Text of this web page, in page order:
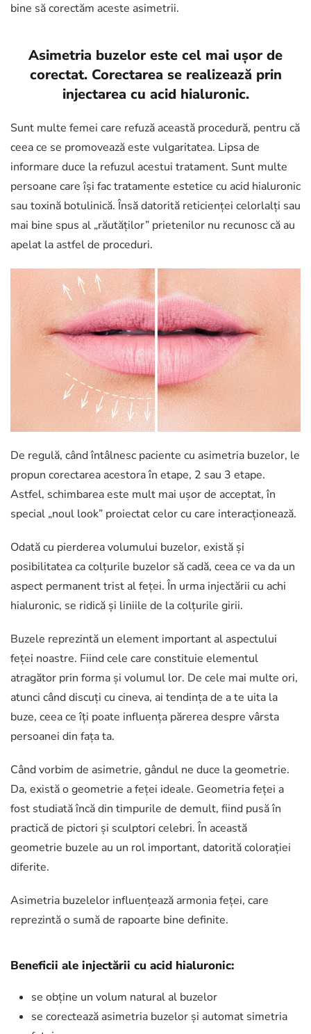
bine să corectăm aceste asimetrii.
Asimetria buzelor este cel mai ușor de
corectat. Corectarea se realizează prin
injectarea cu acid hialuronic.
Sunt multe femei care refuză această procedură, pentru că
ceea ce se promovează este vulgaritatea. Lipsa de
informare duce la refuzul acestui tratament. Sunt multe
persoane care își fac tratamente estetice cu acid hialuronic
sau toxină botulinică. Însă datorită reticienței celorlalți sau
mai bine spus al „răutăților” prietenilor nu recunosc că au
apelat la astfel de proceduri.
De regulă, când întâlnesc paciente cu asimetria buzelor, le
propun corectarea acestora în etape, 2 sau 3 etape.
Astfel, schimbarea este mult mai ușor de acceptat, în
special „noul look” proiectat celor cu care interacționează.
Odată cu pierderea volumului buzelor, există și
posibilitatea ca colțurile buzelor să cadă, ceea ce va da un
aspect permanent trist al feței. În urma injectării cu achi
hialuronic, se ridică și liniile de la colțurile girii.
Buzele reprezintă un element important al aspectului
feței noastre. Fiind cele care constituie elementul
atragător prin forma și volumul lor. De cele mai multe ori,
atunci când discuți cu cineva, ai tendința de a te uita la
buze, ceea ce îți poate influența părerea despre vârsta
persoanei din fața ta.
Când vorbim de asimetrie, gândul ne duce la geometrie.
Da, există o geometrie a feței ideale. Geometria feței a
fost studiată încă din timpurile de demult, fiind pusă în
practică de pictori și sculptori celebri. În această
geometrie buzele au un rol important, datorită colorației
diferite.
Asimetria buzelelor influențează armonia feței, care
reprezintă o sumă de rapoarte bine definite.
Beneficii ale injectării cu acid hialuronic:
se obține un volum natural al buzelor
se corectează asimetria buzelor și automat simetria